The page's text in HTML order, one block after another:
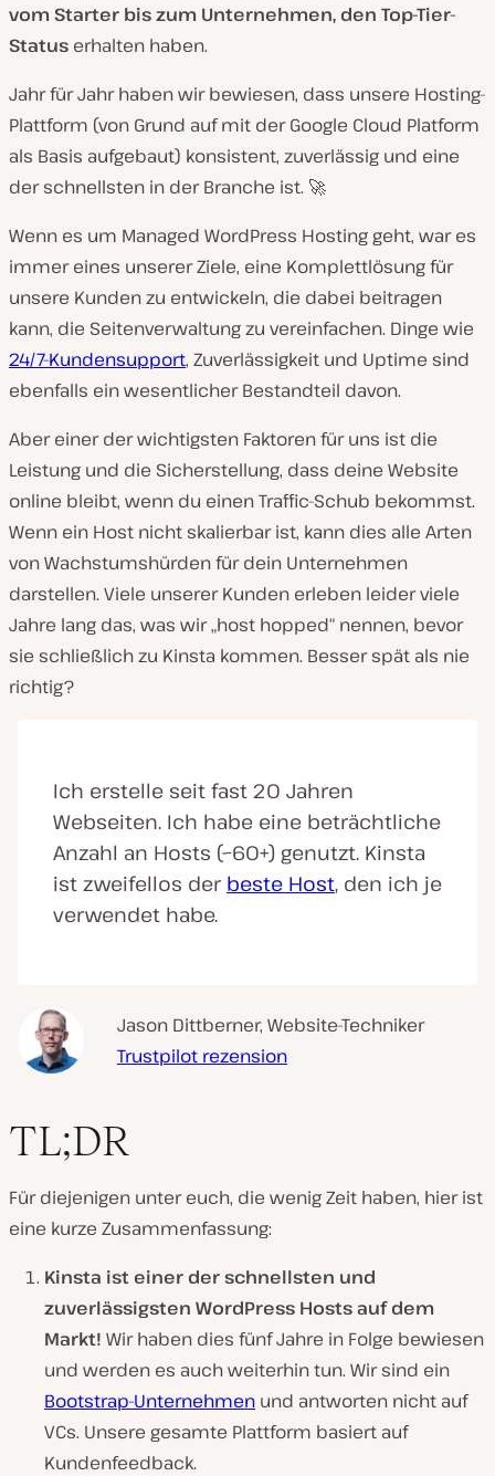
vom Starter bis zum Unternehmen, den Top-Tier-
Status erhalten haben.
Jahr für Jahr haben wir bewiesen, dass unsere Hosting-
Plattform (von Grund auf mit der Google Cloud Platform
als Basis aufgebaut) konsistent, zuverlässig und eine
der schnellsten in der Branche ist. 🚀
Wenn es um Managed WordPress Hosting geht, war es
immer eines unserer Ziele, eine Komplettlösung für
unsere Kunden zu entwickeln, die dabei beitragen
kann, die Seitenverwaltung zu vereinfachen. Dinge wie
24/7-Kundensupport, Zuverlässigkeit und Uptime sind
ebenfalls ein wesentlicher Bestandteil davon.
Aber einer der wichtigsten Faktoren für uns ist die
Leistung und die Sicherstellung, dass deine Website
online bleibt, wenn du einen Traffic-Schub bekommst.
Wenn ein Host nicht skalierbar ist, kann dies alle Arten
von Wachstumshürden für dein Unternehmen
darstellen. Viele unserer Kunden erleben leider viele
Jahre lang das, was wir „host hopped“ nennen, bevor
sie schließlich zu Kinsta kommen. Besser spät als nie
richtig?
Ich erstelle seit fast 20 Jahren
Webseiten. Ich habe eine beträchtliche
Anzahl an Hosts (~60+) genutzt. Kinsta
ist zweifellos der beste Host, den ich je
verwendet habe.
Jason Dittberner, Website-Techniker
Trustpilot rezension
TL;DR
Für diejenigen unter euch, die wenig Zeit haben, hier ist
eine kurze Zusammenfassung:
Kinsta ist einer der schnellsten und
zuverlässigsten WordPress Hosts auf dem
Markt! Wir haben dies fünf Jahre in Folge bewiesen
und werden es auch weiterhin tun. Wir sind ein
Bootstrap-Unternehmen und antworten nicht auf
VCs. Unsere gesamte Plattform basiert auf
Kundenfeedback.